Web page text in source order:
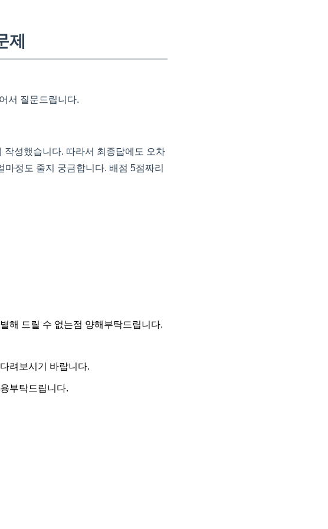
제
서 질문드립니다.
성했습니다. 따라서 최종답에도 오차
정도 줄지 궁금합니다. 배점 5점짜리
해 드릴 수 없는점 양해부탁드립니다.
려보시기 바랍니다.
부탁드립니다.